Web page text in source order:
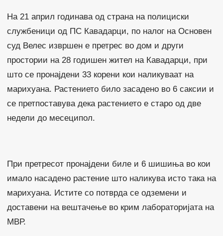
На 21 април годинава од страна на полициски
службеници од ПС Кавадарци, по налог на Основен
суд Велес извршен е претрес во дом и други
простории на 28 годишен жител на Кавадарци, при
што се пронајдени 33 корени кои наликуваат на
марихуана. Растението било засадено во 6 саксии и
се претпоставува дека растението е старо од две
недели до месеципол.
При претресот пронајдени биле и 6 шишиња во кои
имало насадено растение што наликува исто така на
марихуана. Истите со потврда се одземени и
доставени на вештачење во крим лабораторијата на
МВР.